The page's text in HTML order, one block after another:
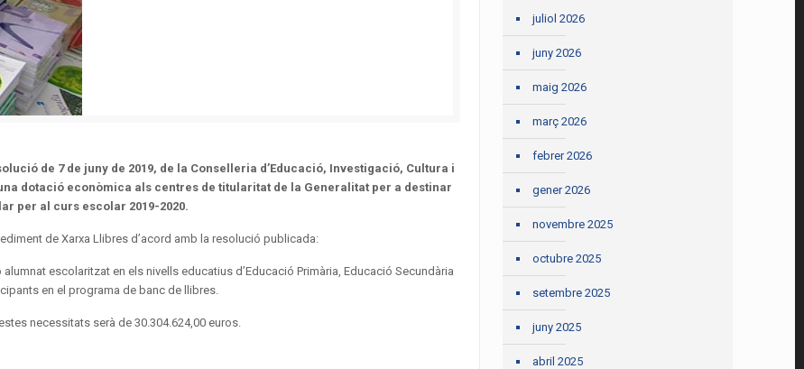
de 7 de juny de 2019, de la Conselleria d’Educació, Investigació, Cultura i
dotació econòmica als centres de titularitat de la Generalitat per a destinar
per al curs escolar 2019-2020.
de Xarxa Llibres d’acord amb la resolució publicada:
escolaritzat en els nivells educatius d’Educació Primària, Educació Secundària
en el programa de banc de llibres.
necessitats serà de 30.304.624,00 euros.
juliol 2026
juny 2026
maig 2026
març 2026
febrer 2026
gener 2026
novembre 2025
octubre 2025
setembre 2025
juny 2025
abril 2025